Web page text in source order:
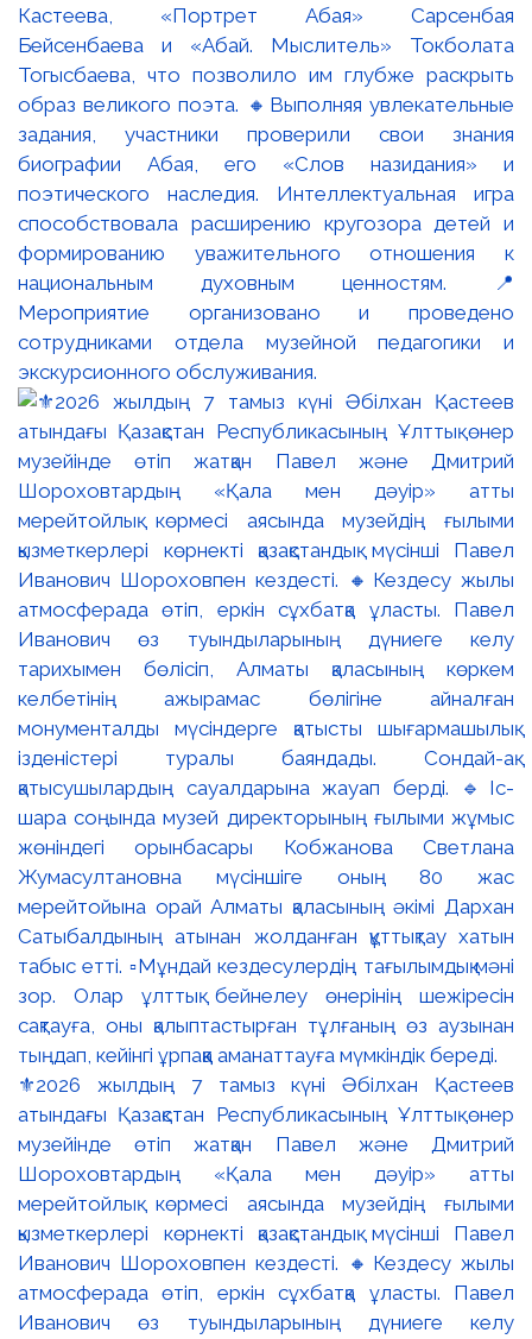
Кастеева, «Портрет Абая» Сарсенбая
Бейсенбаева и «Абай. Мыслитель» Токболата
Тогысбаева, что позволило им глубже раскрыть
образ великого поэта. 🔸Выполняя увлекательные
задания, участники проверили свои знания
биографии Абая, его «Слов назидания» и
поэтического наследия. Интеллектуальная игра
способствовала расширению кругозора детей и
формированию уважительного отношения к
национальным духовным ценностям. 📍
Мероприятие организовано и проведено
сотрудниками отдела музейной педагогики и
экскурсионного обслуживания.
⚜️2026 жылдың 7 тамыз күні Әбілхан Қастеев
атындағы Қазақстан Республикасының Ұлттық өнер
музейінде өтіп жатқан Павел және Дмитрий
Шороховтардың «Қала мен дәуір» атты
мерейтойлық көрмесі аясында музейдің ғылыми
қызметкерлері көрнекті қазақстандық мүсінші Павел
Иванович Шороховпен кездесті. 🔸Кездесу жылы
атмосферада өтіп, еркін сұхбатқа ұласты. Павел
Иванович өз туындыларының дүниеге келу